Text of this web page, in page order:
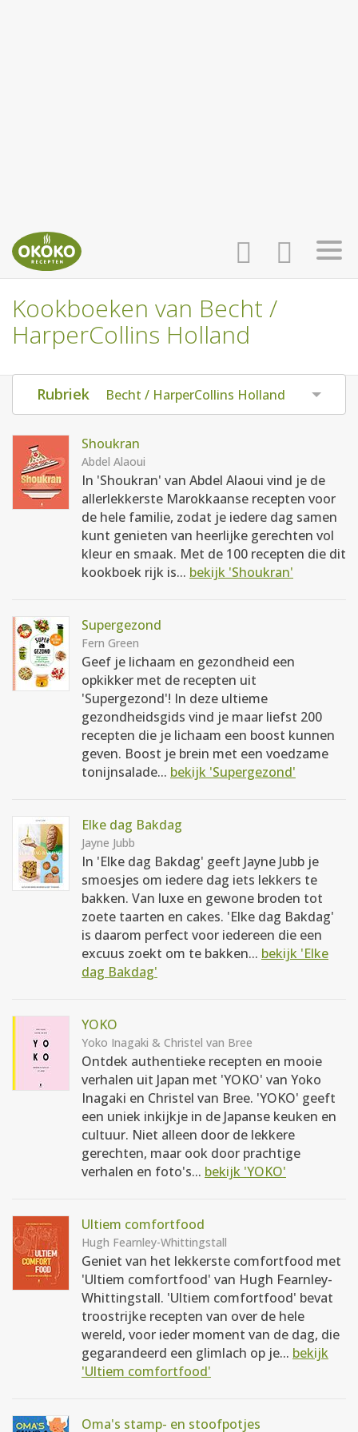
INLOGGEN
AANMELDEN
HOME
RECEPTEN
KOOKBOEKEN
Kookboeken van Becht /
HarperCollins Holland
Rubriek Becht / HarperCollins Holland
Shoukran
Abdel Alaoui
In 'Shoukran' van Abdel Alaoui vind je de
allerlekkerste Marokkaanse recepten voor
de hele familie, zodat je iedere dag samen
kunt genieten van heerlijke gerechten vol
kleur en smaak. Met de 100 recepten die dit
kookboek rijk is... bekijk 'Shoukran'
Supergezond
Fern Green
Geef je lichaam en gezondheid een
opkikker met de recepten uit
'Supergezond'! In deze ultieme
gezondheidsgids vind je maar liefst 200
recepten die je lichaam een boost kunnen
geven. Boost je brein met een voedzame
tonijnsalade... bekijk 'Supergezond'
Elke dag Bakdag
Jayne Jubb
In 'Elke dag Bakdag' geeft Jayne Jubb je
smoesjes om iedere dag iets lekkers te
bakken. Van luxe en gewone broden tot
zoete taarten en cakes. 'Elke dag Bakdag'
is daarom perfect voor iedereen die een
excuus zoekt om te bakken... bekijk 'Elke
dag Bakdag'
YOKO
Yoko Inagaki & Christel van Bree
Ontdek authentieke recepten en mooie
verhalen uit Japan met 'YOKO' van Yoko
Inagaki en Christel van Bree. 'YOKO' geeft
een uniek inkijkje in de Japanse keuken en
cultuur. Niet alleen door de lekkere
gerechten, maar ook door prachtige
verhalen en foto's... bekijk 'YOKO'
Ultiem comfortfood
Hugh Fearnley-Whittingstall
Geniet van het lekkerste comfortfood met
'Ultiem comfortfood' van Hugh Fearnley-
Whittingstall. 'Ultiem comfortfood' bevat
troostrijke recepten van over de hele
wereld, voor ieder moment van de dag, die
gegarandeerd een glimlach op je... bekijk
'Ultiem comfortfood'
Oma's stamp- en stoofpotjes